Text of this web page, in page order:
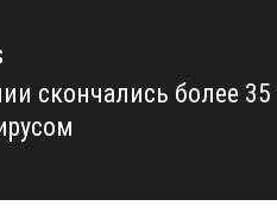
скончались более